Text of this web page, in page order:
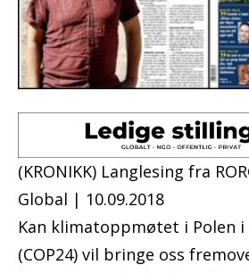
(KRONIKK) Langlesing fra
Global | 10.09.2018
Kan klimatoppmøtet i Polen i
(COP24) vil bringe oss